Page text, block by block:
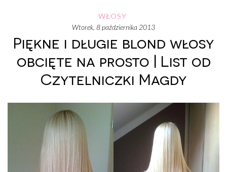
WŁOSY
wtorek, 8 października 2013
Piękne i długie blond włosy
obcięte na prosto | List od
Czytelniczki Magdy